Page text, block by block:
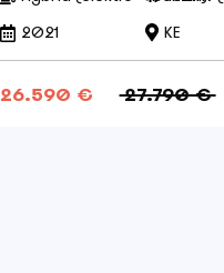
2021
KE
26.590 € 27.790 €